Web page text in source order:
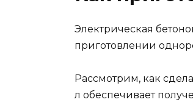
Электрическая
приготовлении
Рассмотрим, как
л обеспечивает